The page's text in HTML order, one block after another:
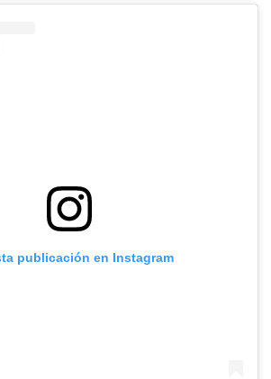
publicación en Instagram